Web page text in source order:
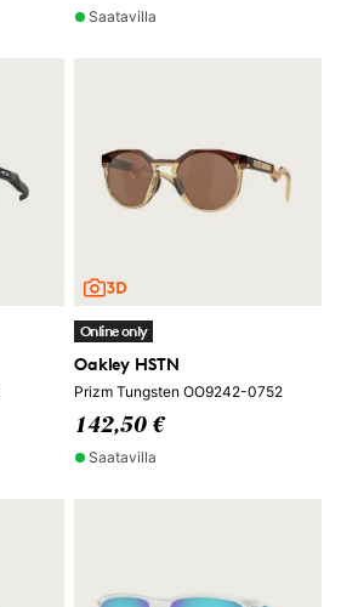
Saatavilla
Online only
Oakley HSTN
Prizm Tungsten OO9242-0752
142,50 €
Saatavilla